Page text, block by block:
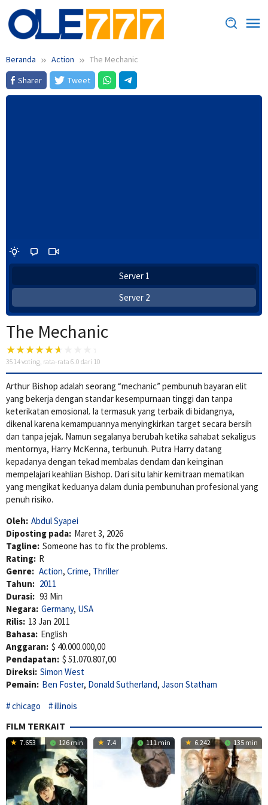
Loncat
ke
konten
Beranda Action
The Mechanic
Sharer
Tweet
Server 1
Server 2
The Mechanic
3514voting, rata-rata 6.0 dari 10
Arthur Bishop adalah seorang “mechanic” pembunuh bayaran elit
yang bekerja dengan standar kesempurnaan tinggi dan tanpa
keterikatan emosional. Ia termasuk yang terbaik di bidangnya,
dikenal karena kemampuannya menyingkirkan target secara bersih
dan tanpa jejak. Namun segalanya berubah ketika sahabat sekaligus
mentornya, Harry McKenna, terbunuh. Putra Harry datang
kepadanya dengan tekad membalas dendam dan keinginan
mempelajari keahlian Bishop. Dari situ lahir kemitraan mematikan
yang mengikat keduanya dalam dunia pembunuhan profesional yang
penuh risiko.
Oleh: Abdul Syapei
Diposting pada: Maret 3, 2026
Tagline: Someone has to fix the problems.
Rating: R
Genre: Action, Crime, Thriller
Tahun: 2011
Durasi: 93 Min
Negara: Germany, USA
Rilis: 13 Jan 2011
Bahasa: English
Anggaran: $ 40.000.000,00
Pendapatan: $ 51.070.807,00
Direksi: Simon West
Pemain: Ben Foster, Donald Sutherland, Jason Statham
chicago
illinois
FILM TERKAIT
7.653 126 min 7.4 111 min 6.242 135 min